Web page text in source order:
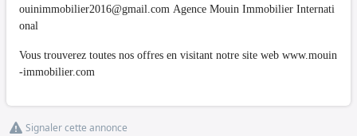
ouinimmobilier2016@gmail.com Agence Mouin Immobilier Internati
onal
Vous trouverez toutes nos offres en visitant notre site web www.mouin
-immobilier.com
Signaler cette annonce